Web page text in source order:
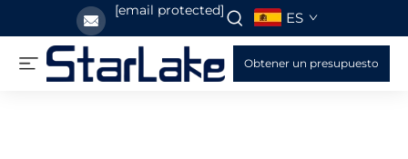
[email protected] ES
Obtener un presupuesto